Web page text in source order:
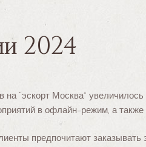
2024
“эскорт Москва”
в офлайн-режим, а также
предпочитают